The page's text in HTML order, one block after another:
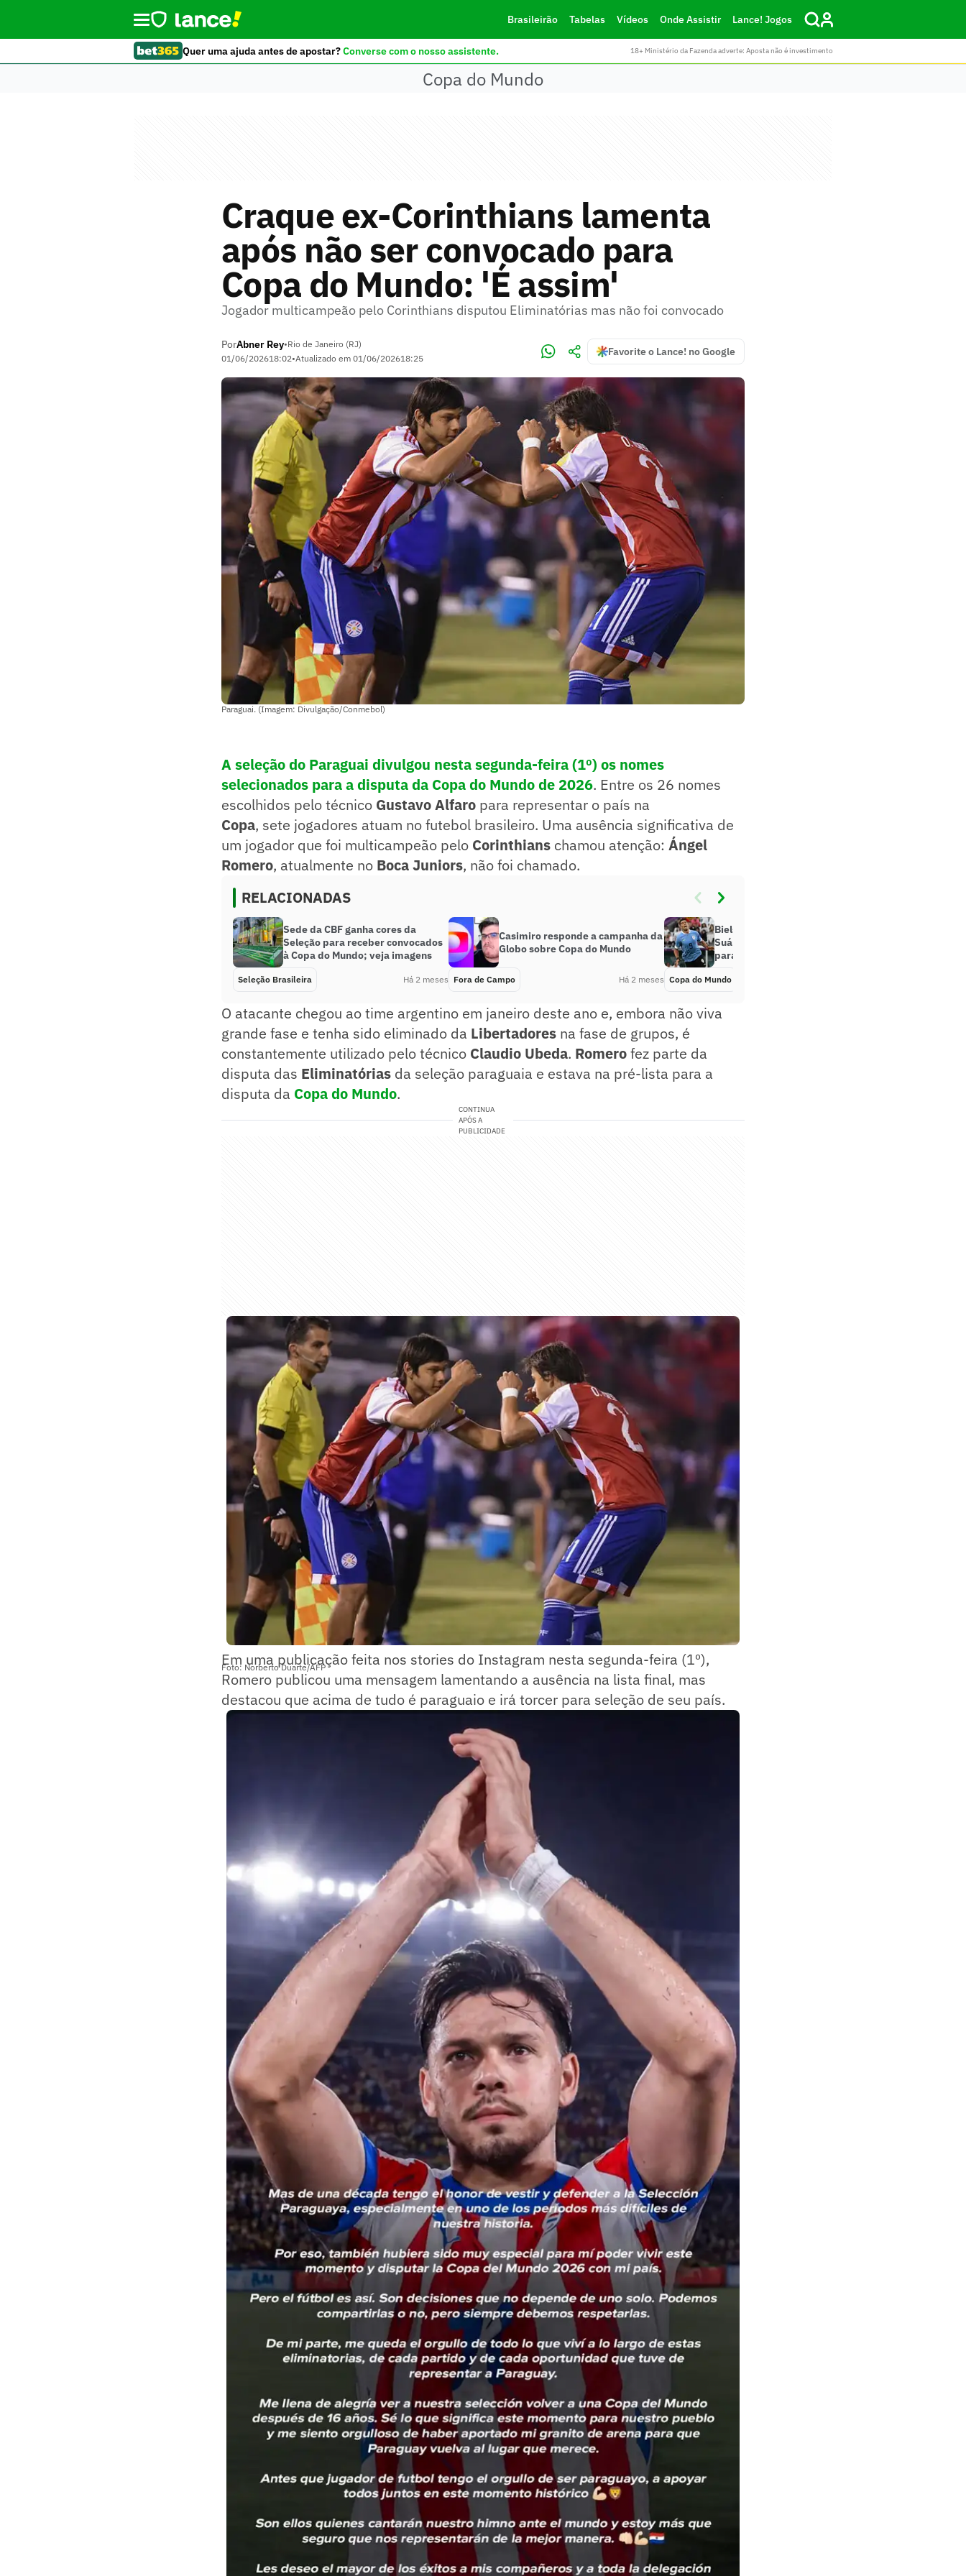
Brasileirão Tabelas Vídeos Onde Assistir Lance! Jogos
Quer uma ajuda antes de apostar?Converse com o nosso assistente. 18+ Ministério da Fazenda adverte: Aposta não é investimento
Copa do Mundo
Craque ex-Corinthians lamenta
após não ser convocado para
Copa do Mundo: 'É assim'
Jogador multicampeão pelo Corinthians disputou Eliminatórias mas não foi convocado
PorAbner Rey•Rio de Janeiro (RJ)
01/06/202618:02•Atualizado em 01/06/202618:25
Favorite o Lance! no Google
Paraguai. (Imagem: Divulgação/Conmebol)
A seleção do Paraguai divulgou nesta segunda-feira (1º) os nomes
selecionados para a disputa da Copa do Mundode 2026. Entre os 26 nomes
escolhidos pelo técnico Gustavo Alfaro para representar o país na
Copa, sete jogadores atuam no futebol brasileiro. Uma ausência significativa de
um jogador que foi multicampeão pelo Corinthians chamou atenção: Ángel
Romero, atualmente no BocaJuniors, não foi chamado.
RELACIONADAS
Sede da CBF ganha cores da
Seleção para receber convocados
à Copa do Mundo; veja imagens
Seleção Brasileira Há 2 meses
Casimiro responde a campanha da
Globo sobre Copa do Mundo
Fora de Campo Há 2 meses
Bielsa explica ausência de Luis
Suárez na convocação do Uruguai
para a Copa do Mundo
Copa do Mundo
O atacante chegou ao time argentino em janeiro deste ano e, embora não viva
grande fase e tenha sido eliminado da Libertadores na fase de grupos, é
constantemente utilizado pelo técnico Claudio Ubeda. Romerofez parte da
disputa das Eliminatórias da seleção paraguaia e estava na pré-lista para a
disputa da Copa do Mundo.
CONTINUA
APÓS A
PUBLICIDADE
Foto: Norberto Duarte/AFP
Em uma publicação feita nos stories do Instagram nesta segunda-feira (1º),
Romero publicou uma mensagem lamentando a ausência na lista final, mas
destacou que acima de tudo é paraguaio e irá torcer para seleção de seu país.